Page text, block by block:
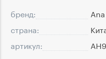
бренд:
страна:
артикул: